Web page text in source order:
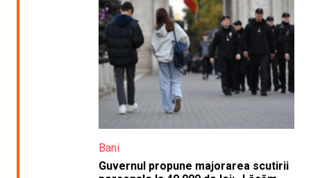
Bani
Guvernul propune majorarea scutirii